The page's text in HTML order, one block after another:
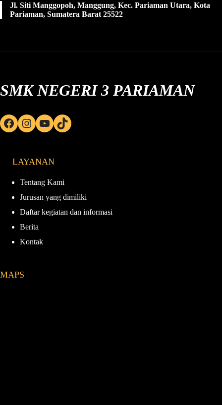
Jl. Siti Manggopoh, Manggung, Kec. Pariaman Utara, Kota
Pariaman, Sumatera Barat 25522
SMK NEGERI 3 PARIAMAN
Facebook Instagram YouTube TikTok
LAYANAN
Tentang Kami
Jurusan yang dimiliki
Daftar kegiatan dan informasi
Berita
Kontak
MAPS